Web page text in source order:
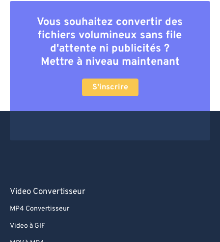
Vous souhaitez convertir des
fichiers volumineux sans file
d'attente ni publicités ?
Mettre à niveau maintenant
S'inscrire
Video Convertisseur
MP4 Convertisseur
Video à GIF